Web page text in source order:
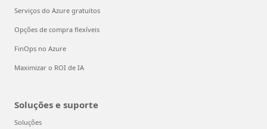
Serviços do Azure gratuitos
Opções de compra flexíveis
FinOps no Azure
Maximizar o ROI de IA
Soluções e suporte
Soluções